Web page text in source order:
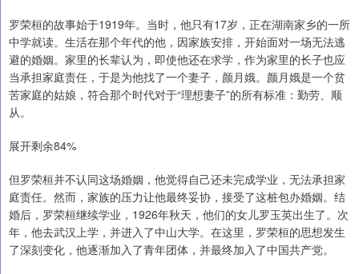
罗荣桓的故事始于1919年。当时，他只有17岁，正在湖南家乡的一所
中学就读。生活在那个年代的他，因家族安排，开始面对一场无法逃
避的婚姻。家里的长辈认为，即使他还在求学，作为家里的长子也应
当承担家庭责任，于是为他找了一个妻子，颜月娥。颜月娥是一个贫
苦家庭的姑娘，符合那个时代对于“理想妻子”的所有标准：勤劳、顺
从。
展开剩余84%
但罗荣桓并不认同这场婚姻，他觉得自己还未完成学业，无法承担家
庭责任。然而，家族的压力让他最终妥协，接受了这桩包办婚姻。结
婚后，罗荣桓继续学业，1926年秋天，他们的女儿罗玉英出生了。次
年，他去武汉上学，并进入了中山大学。在这里，罗荣桓的思想发生
了深刻变化，他逐渐加入了青年团体，并最终加入了中国共产党。